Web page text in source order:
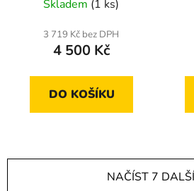
Skladem (1 ks)
3 719 Kč bez DPH
4 500 Kč
DO KOŠÍKU
NAČÍST 7